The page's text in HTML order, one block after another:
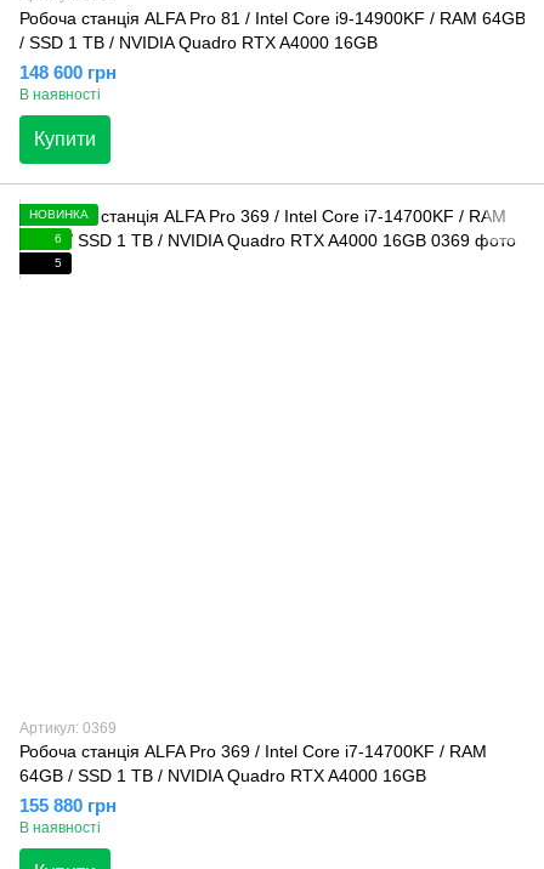
Робоча станція ALFA Pro 81 / Intel Core i9-14900KF / RAM 64GB
/ SSD 1 TB / NVIDIA Quadro RTX A4000 16GB
148 600 грн
В наявності
Купити
НОВИНКА
6
5
Артикул: 0369
Робоча станція ALFA Pro 369 / Intel Core i7-14700KF / RAM
64GB / SSD 1 TB / NVIDIA Quadro RTX A4000 16GB
155 880 грн
В наявності